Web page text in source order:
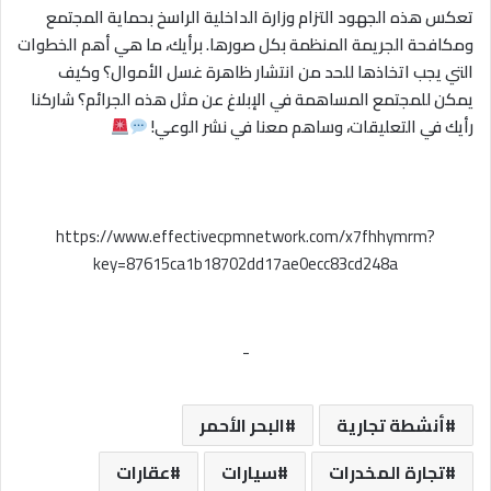
تعكس هذه الجهود التزام وزارة الداخلية الراسخ بحماية المجتمع
ومكافحة الجريمة المنظمة بكل صورها. برأيك، ما هي أهم الخطوات
التي يجب اتخاذها للحد من انتشار ظاهرة غسل الأموال؟ وكيف
يمكن للمجتمع المساهمة في الإبلاغ عن مثل هذه الجرائم؟ شاركنا
رأيك في التعليقات، وساهم معنا في نشر الوعي!
https://www.effectivecpmnetwork.com/x7fhhymrm?
key=87615ca1b18702dd17ae0ecc83cd248a
-
أنشطة تجارية
البحر الأحمر
تجارة المخدرات
سيارات
عقارات